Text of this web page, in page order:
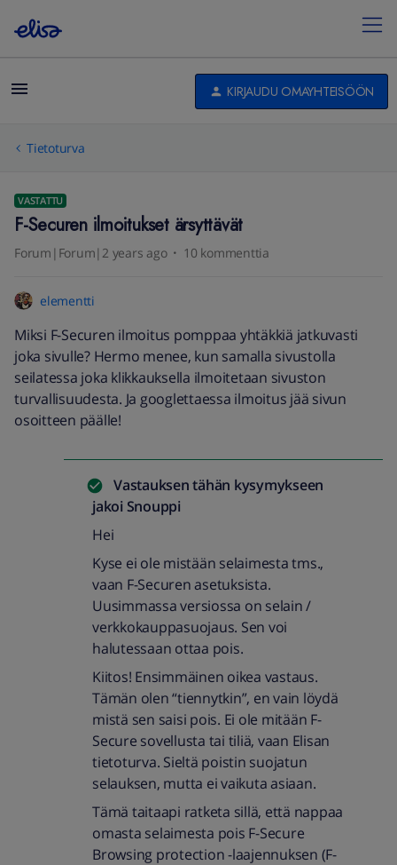
KIRJAUDU OMAYHTEISÖÖN
Tietoturva
VASTATTU
F-Securen ilmoitukset ärsyttävät
Forum|Forum|2 years ago 10 kommenttia
elementti
Miksi F-Securen ilmoitus pomppaa yhtäkkiä jatkuvasti
joka sivulle? Hermo menee, kun samalla sivustolla
seilatessa joka klikkauksella ilmoitetaan sivuston
turvallisuudesta. Ja googlettaessa ilmoitus jää sivun
osoitteen päälle!
Vastauksen tähän kysymykseen
jakoi Snouppi
Hei
Kyse ei ole mistään selaimesta tms.,
vaan F-Securen asetuksista.
Uusimmassa versiossa on selain /
verkkokauppasuojaus. Sen voi
halutessaan ottaa pois.
Kiitos! Ensimmäinen oikea vastaus.
Tämän olen “tiennytkin”, en vain löydä
mistä sen saisi pois. Ei ole mitään F-
Secure sovellusta tai tiliä, vaan Elisan
tietoturva. Sieltä poistin suojatun
selauksen, mutta ei vaikuta asiaan.
Tämä taitaapi ratketa sillä, että nappaa
omasta selaimesta pois F-Secure
Browsing protection -laajennuksen (F-